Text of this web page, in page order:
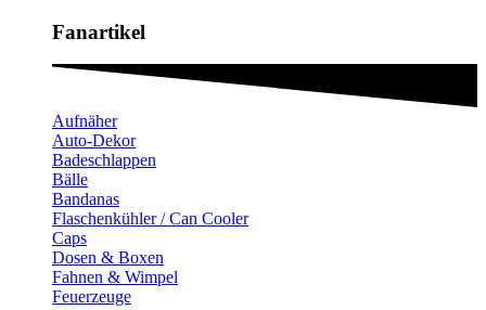
Fanartikel​
Aufnäher
Auto-Dekor
Badeschlappen
Bälle
Bandanas
Flaschenkühler / Can Cooler
Caps
Dosen & Boxen
Fahnen & Wimpel
Feuerzeuge